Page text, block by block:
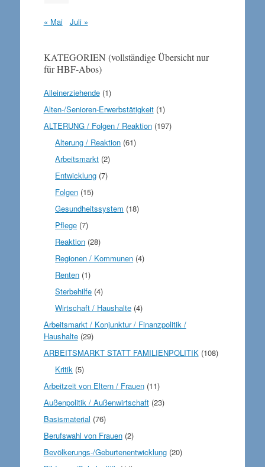
« Mai Juli »
KATEGORIEN (vollständige Übersicht nur
für HBF-Abos)
Alleinerziehende(1)
Alten-/Senioren-Erwerbstätigkeit(1)
ALTERUNG / Folgen / Reaktion(197)
Alterung / Reaktion (61)
Arbeitsmarkt (2)
Entwicklung (7)
Folgen (15)
Gesundheitssystem (18)
Pflege (7)
Reaktion (28)
Regionen / Kommunen (4)
Renten (1)
Sterbehilfe (4)
Wirtschaft / Haushalte (4)
Arbeitsmarkt / Konjunktur / Finanzpolitik /
Haushalte(29)
ARBEITSMARKT STATT FAMILIENPOLITIK(108)
Kritik (5)
Arbeitzeit von Eltern / Frauen(11)
Außenpolitik / Außenwirtschaft(23)
Basismaterial (76)
Berufswahl von Frauen(2)
Bevölkerungs-/Geburtenentwicklung(20)